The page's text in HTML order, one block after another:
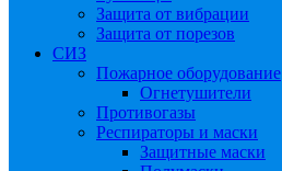
Защита от вибрации
Защита от порезов
СИЗ
Пожарное оборудование
Огнетушители
Противогазы
Респираторы и маски
Защитные маски